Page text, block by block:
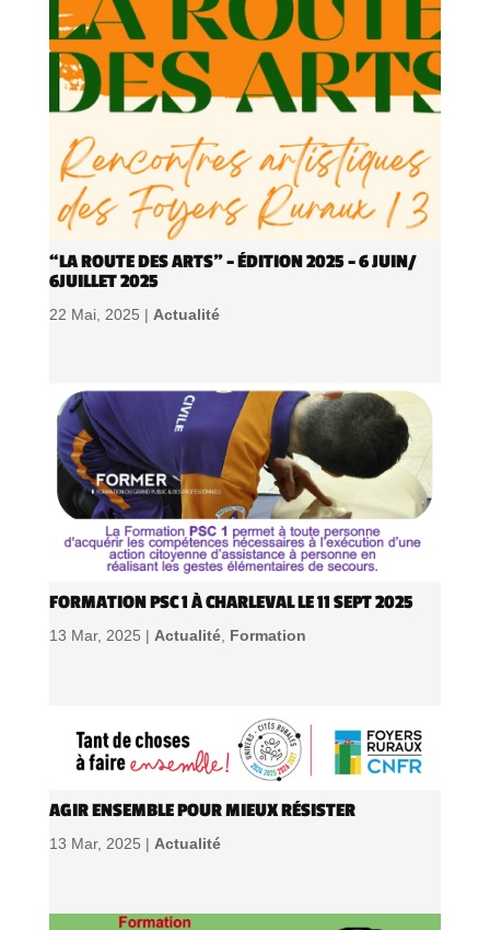
“LA ROUTE DES ARTS” – ÉDITION 2025 – 6 JUIN/
6JUILLET 2025
22 Mai, 2025 | Actualité
FORMATION PSC 1 À CHARLEVAL LE 11 SEPT 2025
13 Mar, 2025 | Actualité, Formation
AGIR ENSEMBLE POUR MIEUX RÉSISTER
13 Mar, 2025 | Actualité